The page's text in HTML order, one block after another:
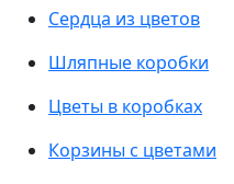
Сердца из цветов
Шляпные коробки
Цветы в коробках
Корзины с цветами